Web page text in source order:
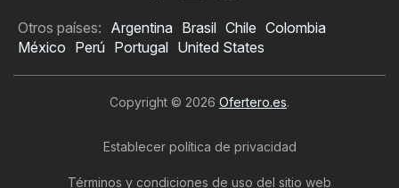
Otros países: Argentina Brasil Chile Colombia
México Perú Portugal United States
Copyright © 2026 Ofertero.es.
Establecer política de privacidad
Términos y condiciones de uso del sitio web